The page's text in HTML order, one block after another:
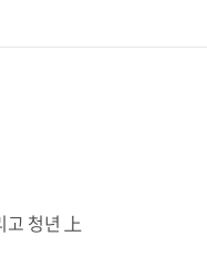
고 청년 上